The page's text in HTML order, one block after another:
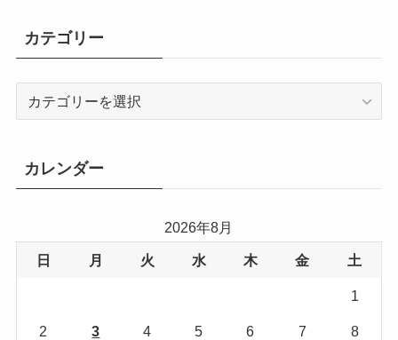
カテゴリー
ー
カレンダー
2026年8月
日 月 火 水 木 金 土
1
2 3 4 5 6 7 8